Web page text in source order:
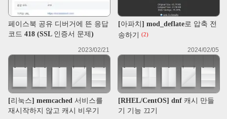
페이스북 공유 디버거에 뜬 응답
코드 418 (SSL 인증서 문제)
[아파치] mod_deflate로 압축 전
송하기 (2)
2023/02/21
[리눅스] memcached 서비스를
재시작하지 않고 캐시 비우기
2024/02/05
[RHEL/CentOS] dnf 캐시 만들
기 기능 끄기